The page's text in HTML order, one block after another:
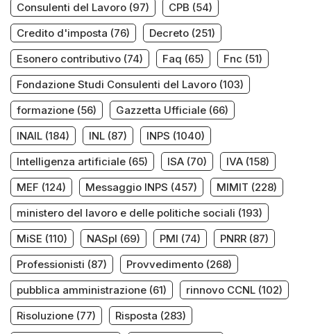
Consulenti del Lavoro (97) CPB (54)
Credito d'imposta (76) Decreto (251)
Esonero contributivo (74) Faq (65) Fnc (51)
Fondazione Studi Consulenti del Lavoro (103)
formazione (56) Gazzetta Ufficiale (66)
INAIL (184) INL (87) INPS (1040)
Intelligenza artificiale (65) ISA (70) IVA (158)
MEF (124) Messaggio INPS (457) MIMIT (228)
ministero del lavoro e delle politiche sociali (193)
MiSE (110) NASpI (69) PMI (74) PNRR (87)
Professionisti (87) Provvedimento (268)
pubblica amministrazione (61) rinnovo CCNL (102)
Risoluzione (77) Risposta (283)